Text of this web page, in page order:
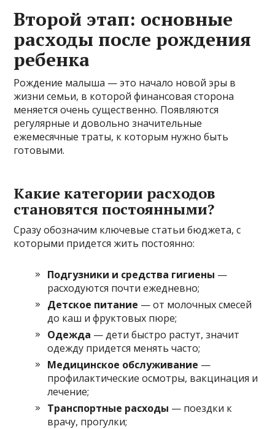
Второй этап: основные
расходы после рождения
ребенка
Рождение малыша — это начало новой эры в
жизни семьи, в которой финансовая сторона
меняется очень существенно. Появляются
регулярные и довольно значительные
ежемесячные траты, к которым нужно быть
готовыми.
Какие категории расходов
становятся постоянными?
Сразу обозначим ключевые статьи бюджета, с
которыми придется жить постоянно:
Подгузники и средства гигиены —
расходуются почти ежедневно;
Детское питание — от молочных смесей
до каш и фруктовых пюре;
Одежда — дети быстро растут, значит
одежду придется менять часто;
Медицинское обслуживание —
профилактические осмотры, вакцинация и
лечение;
Транспортные расходы — поездки к
врачу, прогулки;